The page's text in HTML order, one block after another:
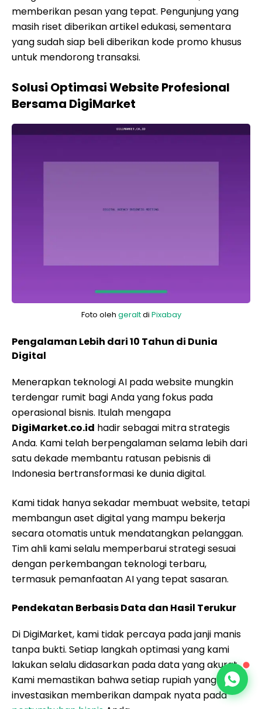
memberikan pesan yang tepat. Pengunjung yang
masih riset diberikan artikel edukasi, sementara
yang sudah siap beli diberikan kode promo khusus
untuk mendorong transaksi.
Solusi Optimasi Website Profesional
Bersama DigiMarket
Foto oleh geraltdi Pixabay
Pengalaman Lebih dari 10 Tahun di Dunia
Digital
Menerapkan teknologi AI pada website mungkin
terdengar rumit bagi Anda yang fokus pada
operasional bisnis. Itulah mengapa
DigiMarket.co.id hadir sebagai mitra strategis
Anda. Kami telah berpengalaman selama lebih dari
satu dekade membantu ratusan pebisnis di
Indonesia bertransformasi ke dunia digital.
Kami tidak hanya sekadar membuat website, tetapi
membangun aset digital yang mampu bekerja
secara otomatis untuk mendatangkan pelanggan.
Tim ahli kami selalu memperbarui strategi sesuai
dengan perkembangan teknologi terbaru,
termasuk pemanfaatan AI yang tepat sasaran.
Pendekatan Berbasis Data dan Hasil Terukur
Di DigiMarket, kami tidak percaya pada janji manis
tanpa bukti. Setiap langkah optimasi yang kami
lakukan selalu didasarkan pada data yang akurat.
Kami memastikan bahwa setiap rupiah yang Anda
investasikan memberikan dampak nyata pada